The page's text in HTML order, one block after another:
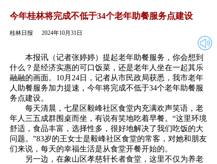
2024年10月31日
今年桂林将完成不低于34个老年助餐服务点建设
桂林日报 2024年10月31日
本报讯（记者张婷婷）提起老年助餐服务，你会想到
什么？是经济实惠的可口饭菜，还是老年人坐在一起其乐
融融的画面。10月24日，记者从市民政局获悉，我市老年
人助餐服务加力提速，今年将完成不低于34个老年助餐服
务点建设。
每天清晨，七星区毅峰社区食堂内充满欢声笑语，老
年人三五成群围桌而坐，有说有笑地吃着早餐。“这里环境
舒适，食品丰富，选择性多，很好地解决了我们吃饭的大
问题。”83岁的王女士是毅峰社区食堂的常客，对她和朋友
们来说，每天的幸福生活是从食堂开餐开始的。
另一边，在象山区孝慈轩长者食堂，这里不仅为养老